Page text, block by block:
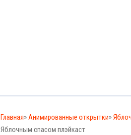
Главная»Анимированные открытки»
Яблочным спасом плэйкаст